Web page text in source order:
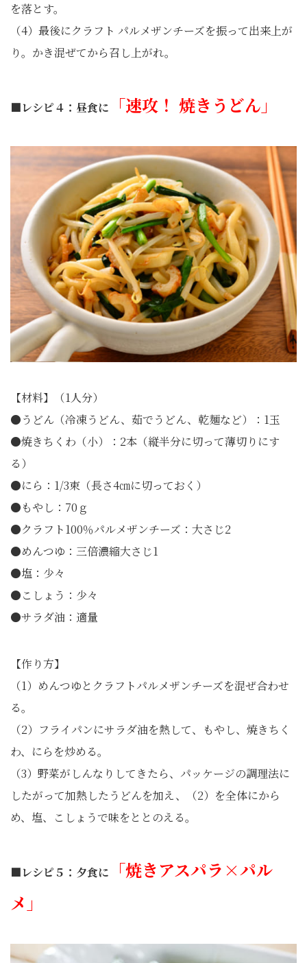
を落とす。
（4）最後にクラフト パルメザンチーズを振って出来上が
り。かき混ぜてから召し上がれ。
■レシピ４：昼食に 「速攻！ 焼きうどん」
【材料】（1人分）
●うどん（冷凍うどん、茹でうどん、乾麺など）：1玉
●焼きちくわ（小）：2本（縦半分に切って薄切りにす
る）
●にら：1/3束（長さ4㎝に切っておく）
●もやし：70ｇ
●クラフト100％パルメザンチーズ：大さじ2
●めんつゆ：三倍濃縮大さじ1
●塩：少々
●こしょう：少々
●サラダ油：適量
【作り方】
（1）めんつゆとクラフトパルメザンチーズを混ぜ合わせ
る。
（2）フライパンにサラダ油を熱して、もやし、焼きちく
わ、にらを炒める。
（3）野菜がしんなりしてきたら、パッケージの調理法に
したがって加熱したうどんを加え、（2）を全体にから
め、塩、こしょうで味をととのえる。
■レシピ５：夕食に
「焼きアスパラ×パル
メ」